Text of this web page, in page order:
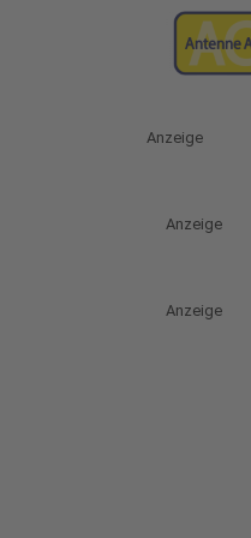
Anzeige
Anzeige
Anzeige